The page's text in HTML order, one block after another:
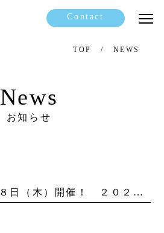
Contact
TOP NEWS
News
お知らせ
【リョケン】12月８日（木）開催！ ２０２２年オンライン旅館大学セミナーのお知らせ